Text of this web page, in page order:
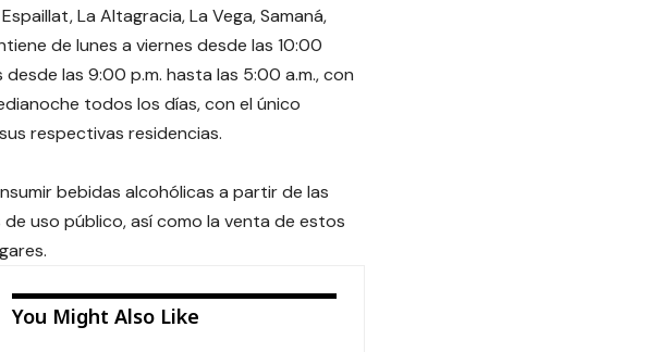
La Altagracia, La Vega, Samaná,
de lunes a viernes desde las 10:00
las 9:00 p.m. hasta las 5:00 a.m., con
todos los días, con el único
respectivas residencias.
bebidas alcohólicas a partir de las
uso público, así como la venta de estos
You Might Also Like